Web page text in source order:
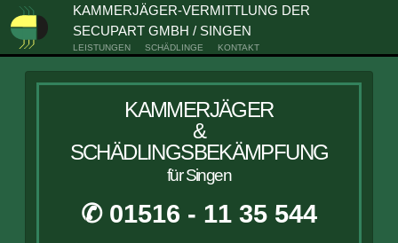
KAMMERJÄGER-VERMITTLUNG DER
SECUPART GMBH / SINGEN
LEISTUNGEN SCHÄDLINGE KONTAKT
KAMMERJÄGER
&
SCHÄDLINGSBEKÄMPFUNG
für Singen
✆ 01516 - 11 35 544